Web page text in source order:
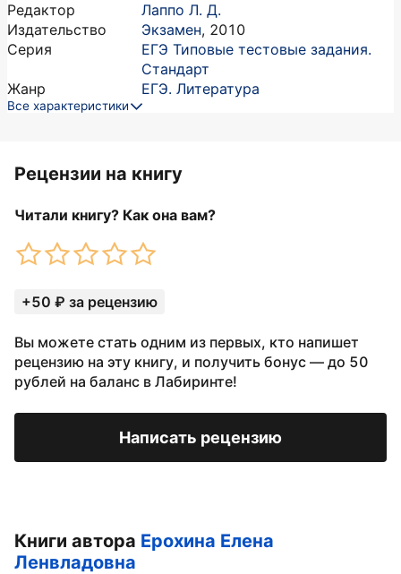
Редактор
Лаппо Л. Д.
Издательство
Экзамен, 2010
Серия
ЕГЭ Типовые тестовые задания.
Стандарт
Жанр
ЕГЭ. Литература
Все характеристики
Рецензии на книгу
Читали книгу? Как она вам?
+50 ₽ за рецензию
Вы можете стать одним из первых, кто напишет
рецензию на эту книгу, и получить бонус — до 50
рублей на баланс в Лабиринте!
Написать рецензию
Книги автора Ерохина Елена
Ленвладовна